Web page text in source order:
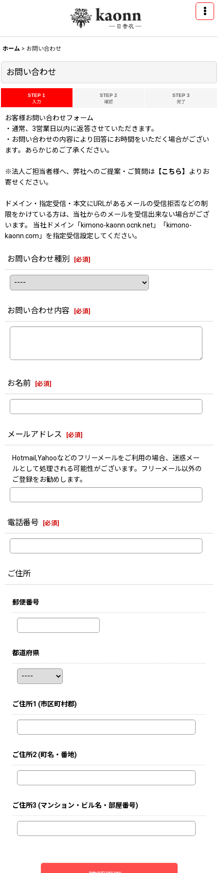
ホーム > お問い合わせ
お問い合わせ
STEP 1
入力
STEP 2
確認
STEP 3
完了
お客様お問い合わせフォーム
・通常、3営業日以内に返答させていただきます。
・お問い合わせの内容により回答にお時間をいただく場合がござい
ます。あらかじめご了承ください。
※法人ご担当者様へ、弊社へのご提案・ご質問は 【こちら】
よりお
寄せください。
ドメイン・指定受信・本文にURLがあるメールの受信拒否などの制
限をかけている方は、当社からのメールを受信出来ない場合がござ
います。 当社ドメイン「kimono-kaonn.ocnk.net」「kimono-
kaonn.com」を指定受信設定してください。
お問い合わせ種別 [必須]
お問い合わせ内容 [必須]
お名前 [必須]
メールアドレス [必須]
Hotmail,Yahooなどのフリーメールをご利用の場合、迷惑メー
ルとして処理される可能性がございます。フリーメール以外の
ご登録をお勧めします。
電話番号 [必須]
ご住所
郵便番号
都道府県
ご住所1 (市区町村郡)
ご住所2 (町名・番地)
ご住所3 (マンション・ビル名・部屋番号)